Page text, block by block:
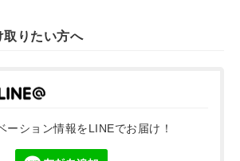
取りたい方へ
ーション情報をLINEでお届け！